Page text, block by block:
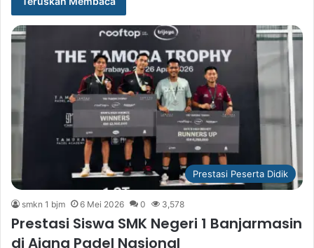
Prestasi Peserta Didik
smkn 1 bjm 6 Mei 2026 0 3,578
Prestasi Siswa SMK Negeri 1 Banjarmasin
di Ajang Padel Nasional